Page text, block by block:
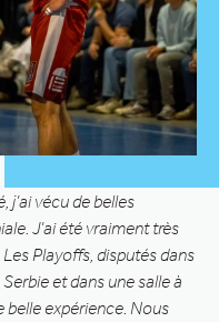
j’ai vécu de belles
J’ai été vraiment très
Les Playoffs, disputés dans
et dans une salle à
expérience. Nous